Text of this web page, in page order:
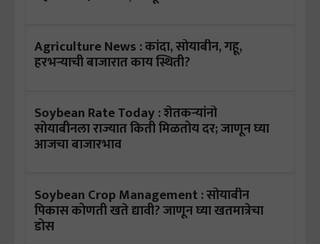
Agriculture News : कांदा, सोयाबीन, गहू,
हरभऱ्याची बाजारात काय स्थिती?
Soybean Rate Today : शेतकऱ्यांनो
सोयाबीनला राज्यात किती मिळतोय दर; जाणून घ्या
आजचा बाजारभाव
Soybean Crop Management : सोयाबीन
पिकास कोणती खते द्यावी? जाणून घ्या खतमात्रेचा
डोस